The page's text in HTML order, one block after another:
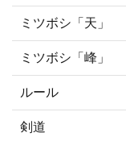
ミツボシ「天」
ミツボシ「峰」
ルール
剣道